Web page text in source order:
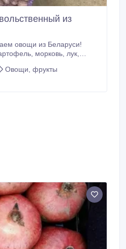
из
10$ Без парши,
Есть обьем.
Овощи, фрукты